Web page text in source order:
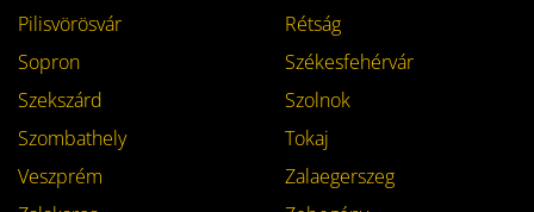
Pilisvörösvár
Rétság
Sopron
Székesfehérvár
Szekszárd
Szolnok
Szombathely
Tokaj
Veszprém
Zalaegerszeg